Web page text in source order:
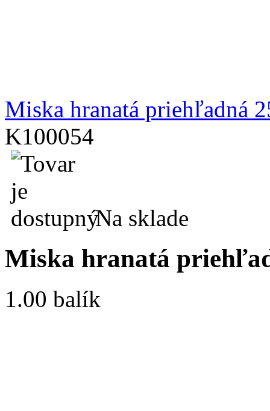
Miska hranatá priehľadná
K100054
Na sklade
Miska hranatá
1.00 balík